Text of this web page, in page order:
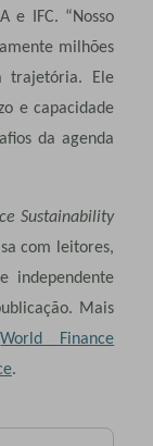
e IFC. “Nosso
milhões
trajetória. Ele
e capacidade
da agenda
Sustainability
com leitores,
independente
Mais
World Finance
.